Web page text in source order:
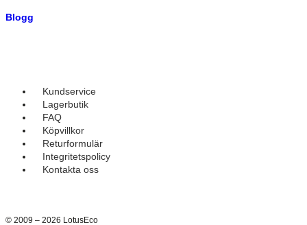
Blogg
Kundservice
Lagerbutik
FAQ
Köpvillkor
Returformulär
Integritetspolicy
Kontakta oss
© 2009 – 2026 LotusEco